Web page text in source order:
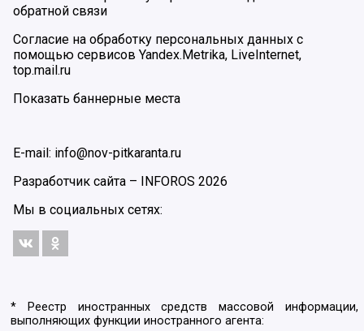
обратной связи
Согласие на обработку персональных данных с
помощью сервисов Yandex.Metrika, LiveInternet,
top.mail.ru
Показать баннерные места
E-mail: info@nov-pitkaranta.ru
Разработчик сайта –
INFOROS 2026
Мы в социальных сетях:
* Реестр иностранных средств массовой информации,
выполняющих функции иностранного агента: